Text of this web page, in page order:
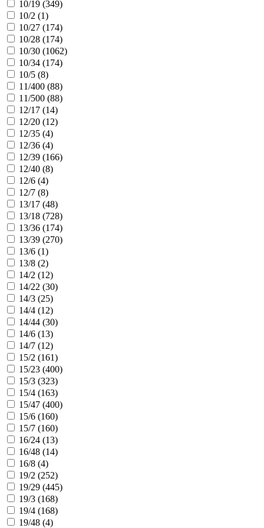
10/19 (349)
10/2 (1)
10/27 (174)
10/28 (174)
10/30 (1062)
10/34 (174)
10/5 (8)
11/400 (88)
11/500 (88)
12/17 (14)
12/20 (12)
12/35 (4)
12/36 (4)
12/39 (166)
12/40 (8)
12/6 (4)
12/7 (8)
13/17 (48)
13/18 (728)
13/36 (174)
13/39 (270)
13/6 (1)
13/8 (2)
14/2 (12)
14/22 (30)
14/3 (25)
14/4 (12)
14/44 (30)
14/6 (13)
14/7 (12)
15/2 (161)
15/23 (400)
15/3 (323)
15/4 (163)
15/47 (400)
15/6 (160)
15/7 (160)
16/24 (13)
16/48 (14)
16/8 (4)
19/2 (252)
19/29 (445)
19/3 (168)
19/4 (168)
19/48 (4)